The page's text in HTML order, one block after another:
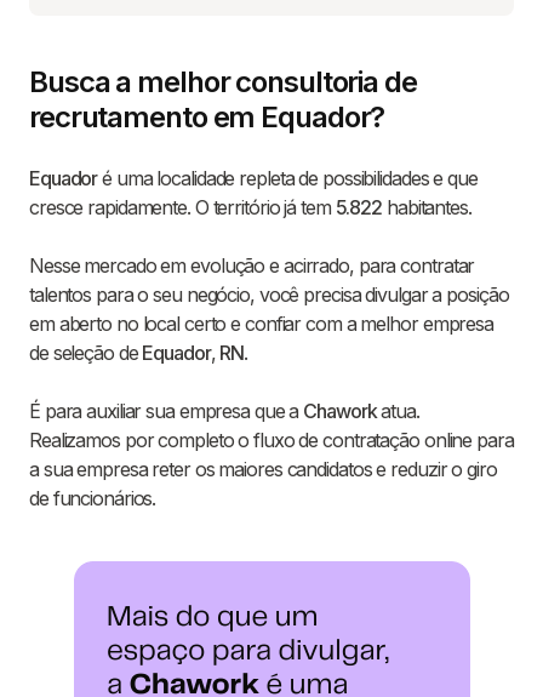
Busca a melhor consultoria de
recrutamento em Equador?
Equadoré uma localidade repleta de possibilidades e que
cresce rapidamente. O território já tem 5.822 habitantes.
Nesse mercado em evolução e acirrado, para contratar
talentos para o seu negócio, você precisa divulgar a posição
em aberto no local certo e confiar com a melhor empresa
de seleção de Equador, RN.
É para auxiliar sua empresa que a Chaworkatua.
Realizamos por completo o fluxo de contratação online para
a sua empresa reter os maiores candidatos e reduzir o giro
de funcionários.